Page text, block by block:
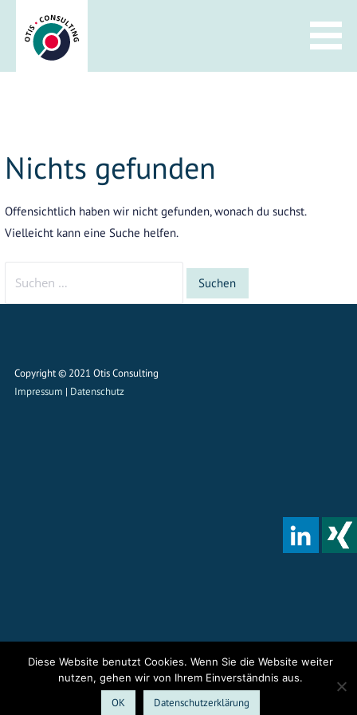
Inhalt
springen
Nichts gefunden
Offensichtlich haben wir nicht gefunden, wonach du suchst.
Vielleicht kann eine Suche helfen.
Copyright © 2021 Otis Consulting
Impressum | Datenschutz
Diese Website benutzt Cookies. Wenn Sie die Website weiter
nutzen, gehen wir von Ihrem Einverständnis aus.
OK Datenschutzerklärung